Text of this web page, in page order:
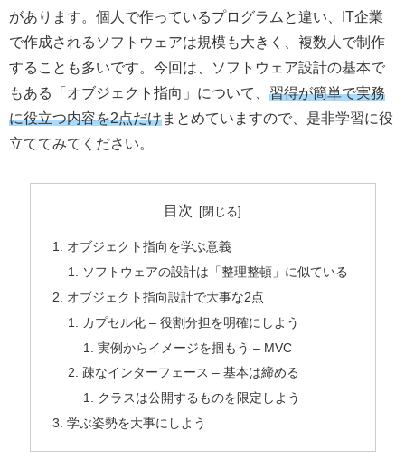
があります。個人で作っているプログラムと違い、IT企業
で作成されるソフトウェアは規模も大きく、複数人で制作
することも多いです。今回は、ソフトウェア設計の基本で
もある「オブジェクト指向」について、 習得が簡単で実務
に役立つ内容を2点だけまとめていますので、是非学習に役
立ててみてください。
目次
オブジェクト指向を学ぶ意義
ソフトウェアの設計は「整理整頓」に似ている
オブジェクト指向設計で大事な2点
カプセル化 – 役割分担を明確にしよう
実例からイメージを掴もう – MVC
疎なインターフェース – 基本は締める
クラスは公開するものを限定しよう
学ぶ姿勢を大事にしよう